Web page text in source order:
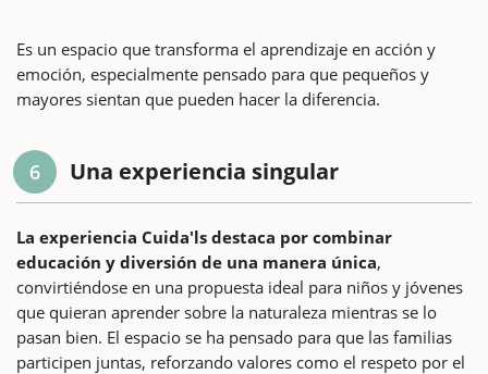
Es un espacio que transforma el aprendizaje en acción y
emoción, especialmente pensado para que pequeños y
mayores sientan que pueden hacer la diferencia.
6 Una experiencia singular
La experiencia Cuida'ls destaca por combinar
educación y diversión de una manera única,
convirtiéndose en una propuesta ideal para niños y jóvenes
que quieran aprender sobre la naturaleza mientras se lo
pasan bien. El espacio se ha pensado para que las familias
participen juntas, reforzando valores como el respeto por el